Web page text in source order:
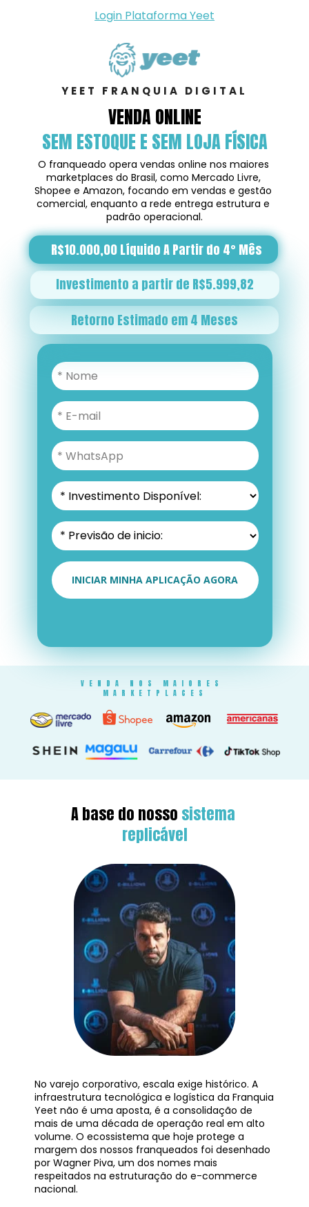
Login Plataforma Yeet
YEET FRANQUIA DIGITAL
VENDA ONLINE
SEM ESTOQUE E SEM LOJA FÍSICA
INICIAR MINHA APLICAÇÃO AGORA
O franqueado opera vendas online nos maiores
marketplaces do Brasil, como Mercado Livre,
Shopee e Amazon, focando em vendas e gestão
comercial, enquanto a rede entrega estrutura e
padrão operacional.
R$10.000,00 Líquido A Partir do 4° Mês
Retorno Estimado em 4 Meses
Investimento a partir de R$5.999,82
VENDA NOS MAIORES
MARKETPLACES
A base do nosso sistema
replicável
No varejo corporativo, escala exige histórico. A
infraestrutura tecnológica e logística da Franquia
Yeet não é uma aposta, é a consolidação de
mais de uma década de operação real em alto
volume. O ecossistema que hoje protege a
margem dos nossos franqueados foi desenhado
por Wagner Piva, um dos nomes mais
respeitados na estruturação do e-commerce
nacional.